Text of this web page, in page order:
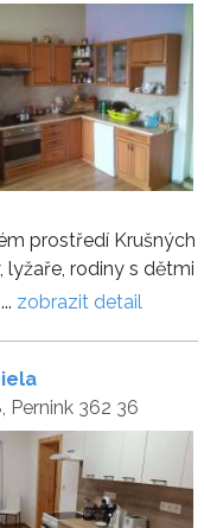
prostředí Krušných
lyžaře, rodiny s dětmi
zobrazit detail
Pernink 362 36